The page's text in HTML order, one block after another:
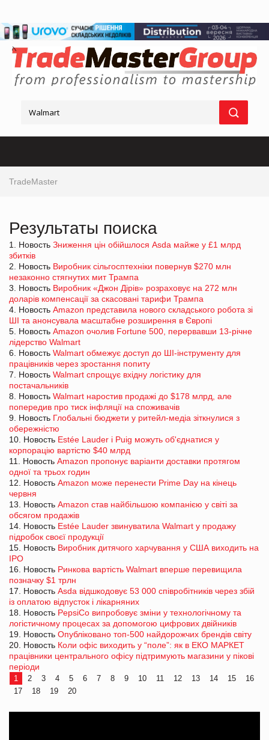
TradeMaster
Результаты поиска
1. Новость Зниження цін обійшлося Asda майже у £1 млрд
збитків
2. Новость Виробник сільгосптехніки повернув $270 млн
незаконно стягнутих мит Трампа
3. Новость Виробник «Джон Дірів» розраховує на 272 млн
доларів компенсації за скасовані тарифи Трампа
4. Новость Amazon представила нового складського робота зі
ШІ та анонсувала масштабне розширення в Європі
5. Новость Amazon очолив Fortune 500, перервавши 13-річне
лідерство Walmart
6. Новость Walmart обмежує доступ до ШІ-інструменту для
працівників через зростання попиту
7. Новость Walmart спрощує вхідну логістику для
постачальників
8. Новость Walmart наростив продажі до $178 млрд, але
попередив про тиск інфляції на споживачів
9. Новость Глобальні бюджети у ритейл-медіа зіткнулися з
обережністю
10. Новость Estée Lauder і Puig можуть об'єднатися у
корпорацію вартістю $40 млрд
11. Новость Amazon пропонує варіанти доставки протягом
одної та трьох годин
12. Новость Amazon може перенести Prime Day на кінець
червня
13. Новость Amazon став найбільшою компанією у світі за
обсягом продажів
14. Новость Estée Lauder звинуватила Walmart у продажу
підробок своєї продукції
15. Новость Виробник дитячого харчування у США виходить на
IPO
16. Новость Ринкова вартість Walmart вперше перевищила
позначку $1 трлн
17. Новость Asda відшкодовує 53 000 співробітників через збій
із оплатою відпусток і лікарняних
18. Новость PepsiCo випробовує зміни у технологічному та
логістичному процесах за допомогою цифрових двійників
19. Новость Опубліковано топ-500 найдорожчих брендів світу
20. Новость Коли офіс виходить у “поле”: як в ЕКО МАРКЕТ
працівники центрального офісу підтримують магазини у пікові
періоди
1 2 3 4 5 6 7 8 9 10 11 12 13 14 15
16
17
18 19 20